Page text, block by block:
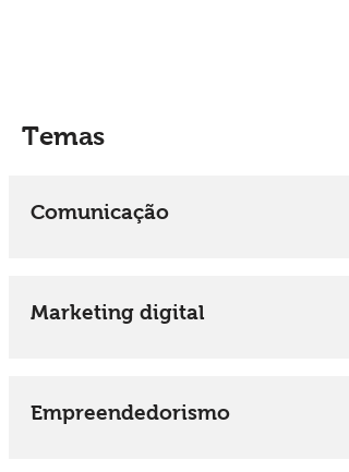
Temas
Comunicação
Marketing digital
Empreendedorismo